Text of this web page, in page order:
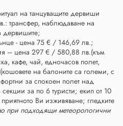
на танцуващите дервиши
трансфер, наблюдаване на
дервишите;
- цена 75 € / 146,69 лв.;
– цена 297 € / 580,88 лв.(към
кафе, чай, едночасов полет,
на балоните са големи, с
за спокоен полет над
за по 6 туристи; екип от 10
Ви изживяване; гледките
при подходящи метеорологични